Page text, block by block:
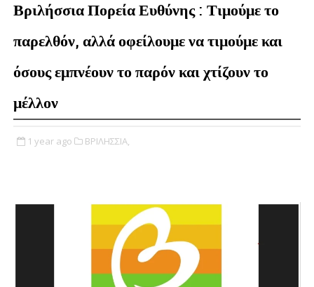
Βριλήσσια Πορεία Ευθύνης : Τιμούμε το
παρελθόν, αλλά οφείλουμε να τιμούμε και
όσους εμπνέουν το παρόν και χτίζουν το
μέλλον
1 year ago ΒΡΙΛΗΣΣΙΑ,